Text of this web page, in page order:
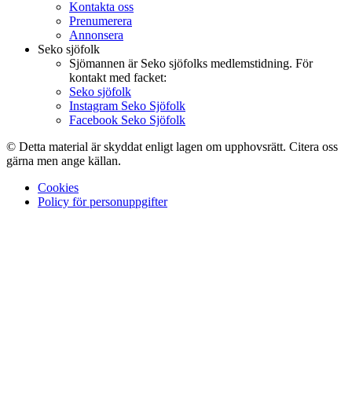
Kontakta oss
Prenumerera
Annonsera
Seko sjöfolk
Sjömannen är Seko sjöfolks medlemstidning. För
kontakt med facket:
Seko sjöfolk
Instagram Seko Sjöfolk
Facebook Seko Sjöfolk
© Detta material är skyddat enligt lagen om upphovsrätt. Citera oss
gärna men ange källan.
Cookies
Policy för personuppgifter